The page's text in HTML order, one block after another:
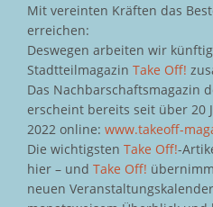
Mit vereinten Kräften das
erreichen:
Deswegen arbeiten wir
Stadtteilmagazin Take Off!
Das Nachbarschaftsmagazin
erscheint bereits seit über 20
2022 online: www.takeoff-
Die wichtigsten Take Off!-
hier – und Take Off!
neuen